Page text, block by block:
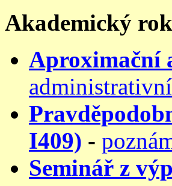
Akademický
Aproximační
I409) -
Seminář z